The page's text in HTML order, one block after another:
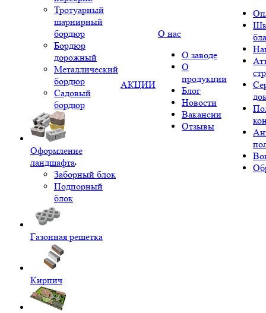
Тротуарный
шарнирный
бордюр
Бордюр
дорожный
Металлический
бордюр
Садовый
бордюр
Оформление
ландшафта
Заборный блок
Подпорный
блок
Газонная решетка
Кирпич
АКЦИИ
О нас
О заводе
О
продукции
Блог
Новости
Вакансии
Отзывы